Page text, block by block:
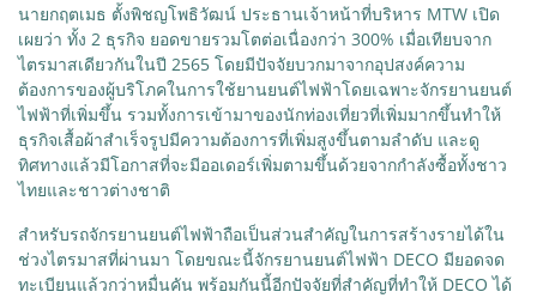
​นายกฤตเมธ ตั้งพิชญโพธิวัฒน์ ประธานเจ้าหน้าที่บริหาร MTW เปิด
เผยว่า ทั้ง 2 ธุรกิจ ยอดขายรวมโตต่อเนื่องกว่า 300% เมื่อเทียบจาก
ไตรมาสเดียวกันในปี 2565 โดยมีปัจจัยบวกมาจากอุปสงค์ความ
ต้องการของผู้บริโภคในการใช้ยานยนต์ไฟฟ้าโดยเฉพาะจักรยานยนต์
ไฟฟ้าที่เพิ่มขึ้น รวมทั้งการเข้ามาของนักท่องเที่ยวที่เพิ่มมากขึ้นทำให้
ธุรกิจเสื้อผ้าสำเร็จรูปมีความต้องการที่เพิ่มสูงขึ้นตามลำดับ และดู
ทิศทางแล้วมีโอกาสที่จะมีออเดอร์เพิ่มตามขึ้นด้วยจากกำลังซื้อทั้งชาว
ไทยและชาวต่างชาติ​
สำหรับรถจักรยานยนต์ไฟฟ้าถือเป็นส่วนสำคัญในการสร้างรายได้ใน
ช่วงไตรมาสที่ผ่านมา โดยขณะนี้จักรยานยนต์ไฟฟ้า DECO มียอดจด
ทะเบียนแล้วกว่าหมื่นคัน พร้อมกันนี้อีกปัจจัยที่สำคัญที่ทำให้ DECO ได้